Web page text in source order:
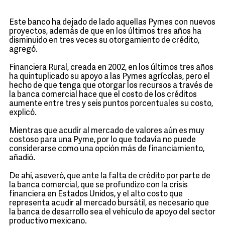
Este banco ha dejado de lado aquellas Pymes con nuevos
proyectos, además de que en los últimos tres años ha
disminuido en tres veces su otorgamiento de crédito,
agregó.
Financiera Rural, creada en 2002, en los últimos tres años
ha quintuplicado su apoyo a las Pymes agrícolas, pero el
hecho de que tenga que otorgar los recursos a través de
la banca comercial hace que el costo de los créditos
aumente entre tres y seis puntos porcentuales su costo,
explicó.
Mientras que acudir al mercado de valores aún es muy
costoso para una Pyme, por lo que todavía no puede
considerarse como una opción más de financiamiento,
añadió.
De ahí, aseveró, que ante la falta de crédito por parte de
la banca comercial, que se profundizo con la crisis
financiera en Estados Unidos, y el alto costo que
representa acudir al mercado bursátil, es necesario que
la banca de desarrollo sea el vehículo de apoyo del sector
productivo mexicano.